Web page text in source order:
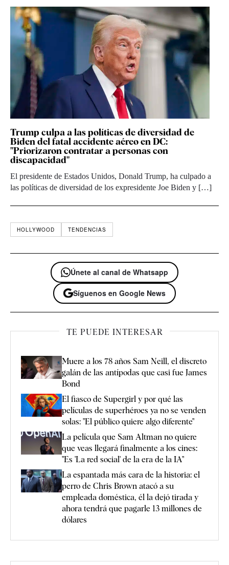
Trump culpa a las políticas de diversidad de
Biden del fatal accidente aéreo en DC:
"Priorizaron contratar a personas con
discapacidad"
El presidente de Estados Unidos, Donald Trump, ha culpado a
las políticas de diversidad de los expresidente Joe Biden y […]
HOLLYWOOD TENDENCIAS
Únete al canal de Whatsapp
Síguenos en Google News
TE PUEDE INTERESAR
Muere a los 78 años Sam Neill, el discreto
galán de las antípodas que casi fue James
Bond
El fiasco de Supergirl y por qué las
películas de superhéroes ya no se venden
solas: "El público quiere algo diferente"
La película que Sam Altman no quiere
que veas llegará finalmente a los cines:
"Es 'La red social' de la era de la IA"
La espantada más cara de la historia: el
perro de Chris Brown atacó a su
empleada doméstica, él la dejó tirada y
ahora tendrá que pagarle 13 millones de
dólares